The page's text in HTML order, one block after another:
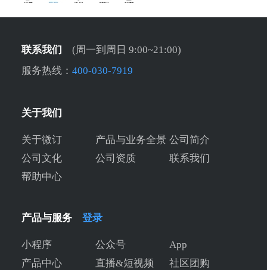
联系我们
(周一到周日 9:00~21:00)
服务热线： 400-030-7919
关于我们
关于微订 产品与业务全景 公司简介
公司文化
公司资质
联系我们
帮助中心
产品与服务 登录
小程序 公众号
App
产品中心
直播&短视频 社区团购